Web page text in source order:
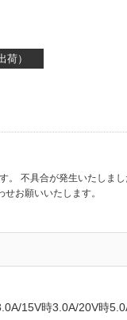
）
。 不具合が発生いたしま
お願いいたします。
15V時3.0A/20V時